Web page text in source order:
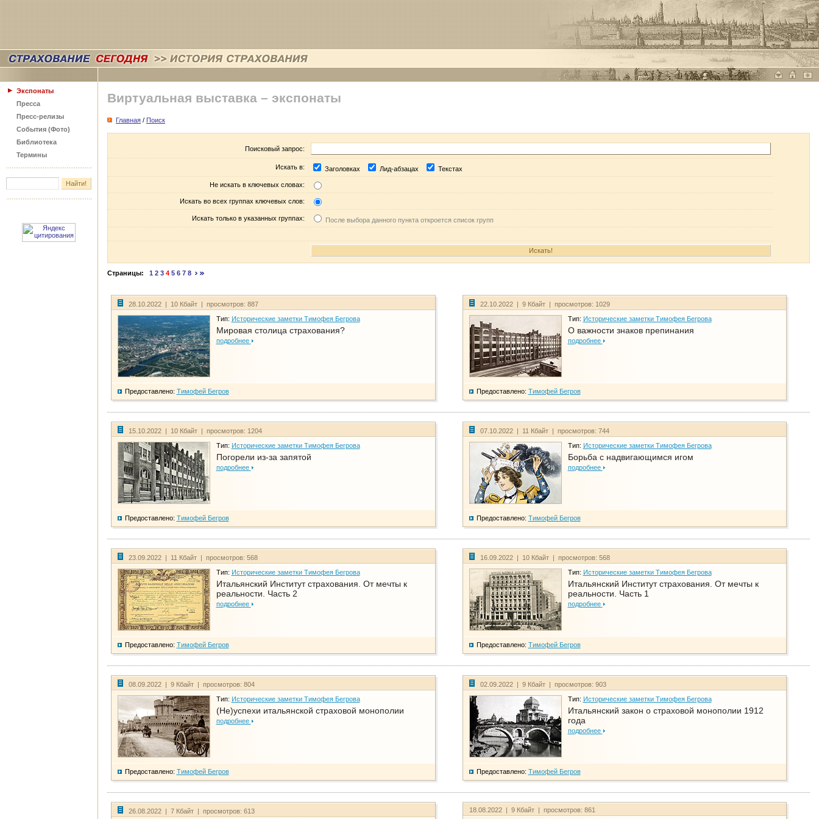
Экспонаты
Пресса
Пресс-релизы
События (Фото)
Библиотека
Термины
Виртуальная выставка – экспонаты
Главная / Поиск
Поисковый запрос:
Искать в: Заголовках Лид-абзацах Текстах
Не искать в ключевых словах:
Искать во всех группах ключевых слов:
Искать только в указанных группах: После выбора данного пункта откроется список групп
Страницы: 1 2 3 4 5 6 7 8
28.10.2022 | 10 Кбайт | просмотров: 887
Тип: Исторические заметки Тимофея Бегрова
Мировая столица страхования?
подробнее
Предоставлено: Тимофей Бегров
22.10.2022 | 9 Кбайт | просмотров: 1029
Тип: Исторические заметки Тимофея Бегрова
О важности знаков препинания
подробнее
Предоставлено: Тимофей Бегров
15.10.2022 | 10 Кбайт | просмотров: 1204
Тип: Исторические заметки Тимофея Бегрова
Погорели из-за запятой
подробнее
Предоставлено: Тимофей Бегров
07.10.2022 | 11 Кбайт | просмотров: 744
Тип: Исторические заметки Тимофея Бегрова
Борьба с надвигающимся игом
подробнее
Предоставлено: Тимофей Бегров
23.09.2022 | 11 Кбайт | просмотров: 568
Тип: Исторические заметки Тимофея Бегрова
Итальянский Институт страхования. От мечты к
реальности. Часть 2
подробнее
Предоставлено: Тимофей Бегров
16.09.2022 | 10 Кбайт | просмотров: 568
Тип: Исторические заметки Тимофея Бегрова
Итальянский Институт страхования. От мечты к
реальности. Часть 1
подробнее
Предоставлено: Тимофей Бегров
08.09.2022 | 9 Кбайт | просмотров: 804
Тип: Исторические заметки Тимофея Бегрова
(Не)успехи итальянской страховой монополии
подробнее
Предоставлено: Тимофей Бегров
02.09.2022 | 9 Кбайт | просмотров: 903
Тип: Исторические заметки Тимофея Бегрова
Итальянский закон о страховой монополии 1912
года
подробнее
Предоставлено: Тимофей Бегров
26.08.2022 | 7 Кбайт | просмотров: 613 18.08.2022 | 9 Кбайт | просмотров: 861